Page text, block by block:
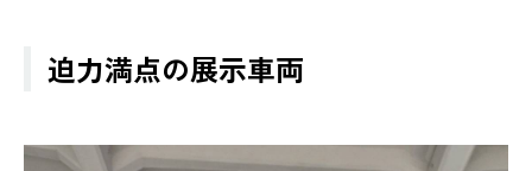
迫力満点の展示車両